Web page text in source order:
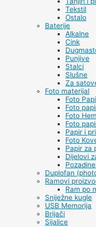
Tekstil
Ostalo
Baterije
Alkalne
Cink
Punjive
Stalci
Slušne
Za
Foto materijal
Foto
Foto
Foto
Foto
Papir i
Foto
Papir za
Dijelovi
Duplofan
Ramovi
Ram po
Sniježne kugle
USB Memorija
Brijači
Sijalice